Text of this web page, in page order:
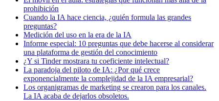
prohibición
Cuando la IA hace ciencia, ¿quién formula las grandes
preguntas?
Medición del uso en la era de la IA
Informe especial: 10 preguntas que debe hacerse al considerar
una plataforma de gestión del conocimiento
¿Y si Tinder mostrara tu coeficiente intelectual?
La paradoja del piloto de IA: ¿Por qué crece
exponencialmente la complejidad de la IA empresarial?
Los organigramas de marketing se crearon para los canales.
La IA acaba de dejarlos obsoletos.